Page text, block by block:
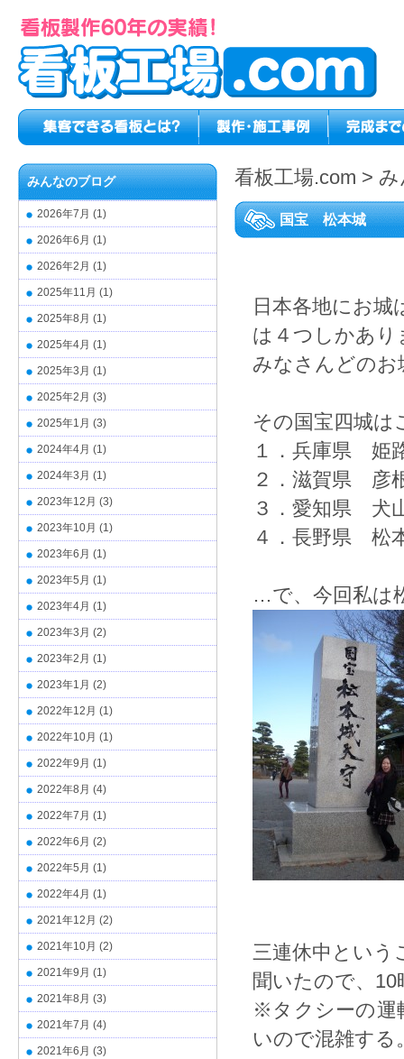
看板工場.com >
国宝 松本城
日本各地にお
は４つしかあり
みなさんどの
その国宝四城は
１．兵庫県 姫
２．滋賀県 彦
３．愛知県 犬
４．長野県 松
…で、今回私は
三連休中という
聞いたので、
※タクシーの運
いので混雑する
みんなのブログ
2026年7月 (1)
2026年6月 (1)
2026年2月 (1)
2025年11月 (1)
2025年8月 (1)
2025年4月 (1)
2025年3月 (1)
2025年2月 (3)
2025年1月 (3)
2024年4月 (1)
2024年3月 (1)
2023年12月 (3)
2023年10月 (1)
2023年6月 (1)
2023年5月 (1)
2023年4月 (1)
2023年3月 (2)
2023年2月 (1)
2023年1月 (2)
2022年12月 (1)
2022年10月 (1)
2022年9月 (1)
2022年8月 (4)
2022年7月 (1)
2022年6月 (2)
2022年5月 (1)
2022年4月 (1)
2021年12月 (2)
2021年10月 (2)
2021年9月 (1)
2021年8月 (3)
2021年7月 (4)
2021年6月 (3)